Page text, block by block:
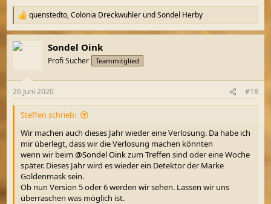
R
e
a
k
e
n
quenstedto,Colonia Dreckwuhler undSondel Herby
Sondel Oink
Profi Sucher Teammitglied
26 Juni 2020 #18
Steffen schrieb:
Wir machen auch dieses Jahr wieder eine Verlosung. Da habe ich
mir überlegt, dass wir die Verlosung machen könnten
wenn wir beim@Sondel Oinkzum Treffen sind oder eine Woche
später. Dieses Jahr wird es wieder ein Detektor der Marke
Goldenmask sein.
Ob nun Version 5 oder 6 werden wir sehen. Lassen wir uns
überraschen was möglich ist.